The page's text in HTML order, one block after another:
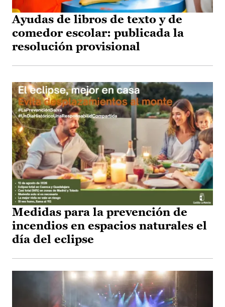
Ayudas de libros de texto y de
comedor escolar: publicada la
resolución provisional
Medidas para la prevención de
incendios en espacios naturales el
día del eclipse